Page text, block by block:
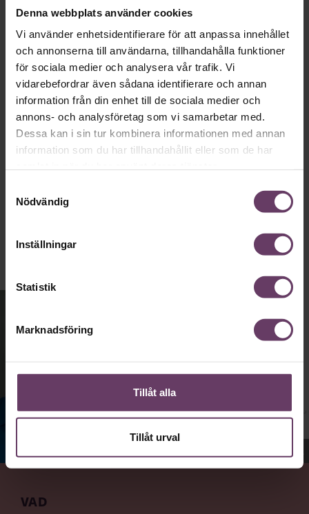
Denna webbplats använder cookies
Vi använder enhetsidentifierare för att anpassa innehållet
och annonserna till användarna, tillhandahålla funktioner
för sociala medier och analysera vår trafik. Vi
vidarebefordrar även sådana identifierare och annan
information från din enhet till de sociala medier och
annons- och analysföretag som vi samarbetar med.
Dessa kan i sin tur kombinera informationen med annan
information som du har tillhandahållit eller som de har
Nödvändig
Inställningar
Statistik
Marknadsföring
Tillåt alla
Tillåt urval
VAL 2026
Provokation, glamour och
galna utspel? Nej, det är inget för svenska
väljare. Här är det fortfarande den måttfulla
partiledarstilen som går hem, säger
statsvetaren Jenny Madestam: ”Hellre en
tråkig partiledare i foträta skor, än en
känslomässig spelevink i högklackat.”
Text:Fredrik Kullberg
VAD